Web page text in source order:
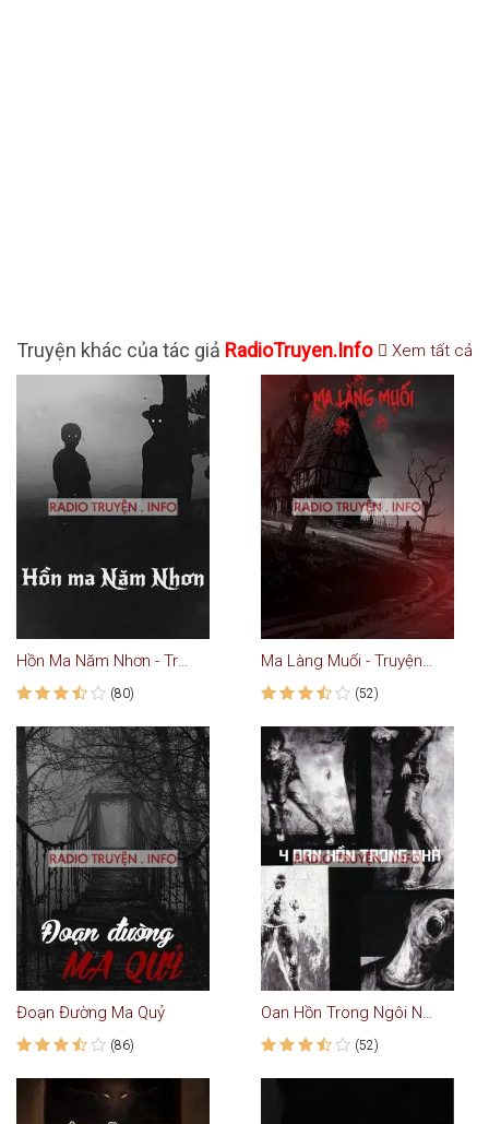
Truyện khác của tác giả RadioTruyen.Info Xem tất cả
Hồn Ma Năm Nhơn - Truyện Ma
(80)
Ma Làng Muối - Truyện Ma Kinh Dị
(52)
Đoạn Đường Ma Quỷ
(86)
Oan Hồn Trong Ngôi Nhà
(52)